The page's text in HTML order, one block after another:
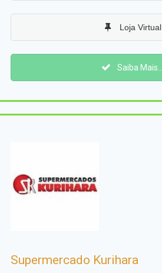
Loja Virtual
Saiba Mais...
Supermercado Kurihara